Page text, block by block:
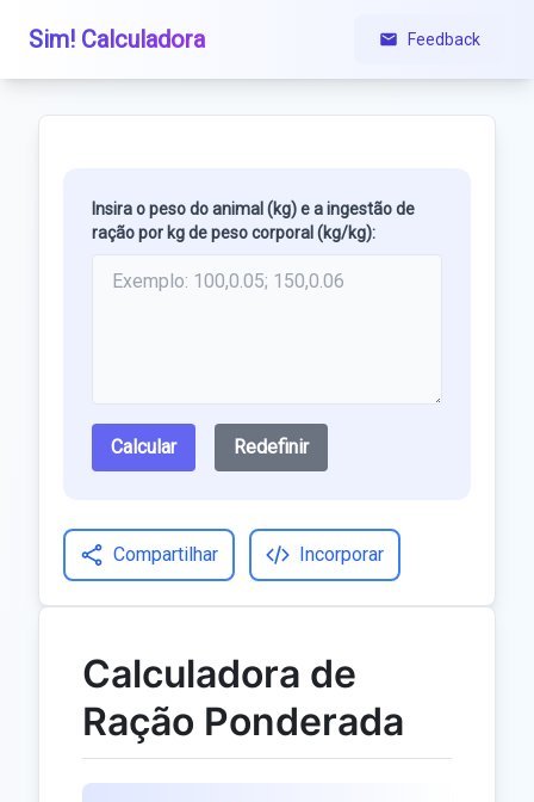
Sim! Calculadora Feedback
Insira o peso do animal (kg) e a ingestão de
ração por kg de peso corporal (kg/kg):
Calcular Redefinir
Compartilhar Incorporar
Calculadora de
Ração Ponderada